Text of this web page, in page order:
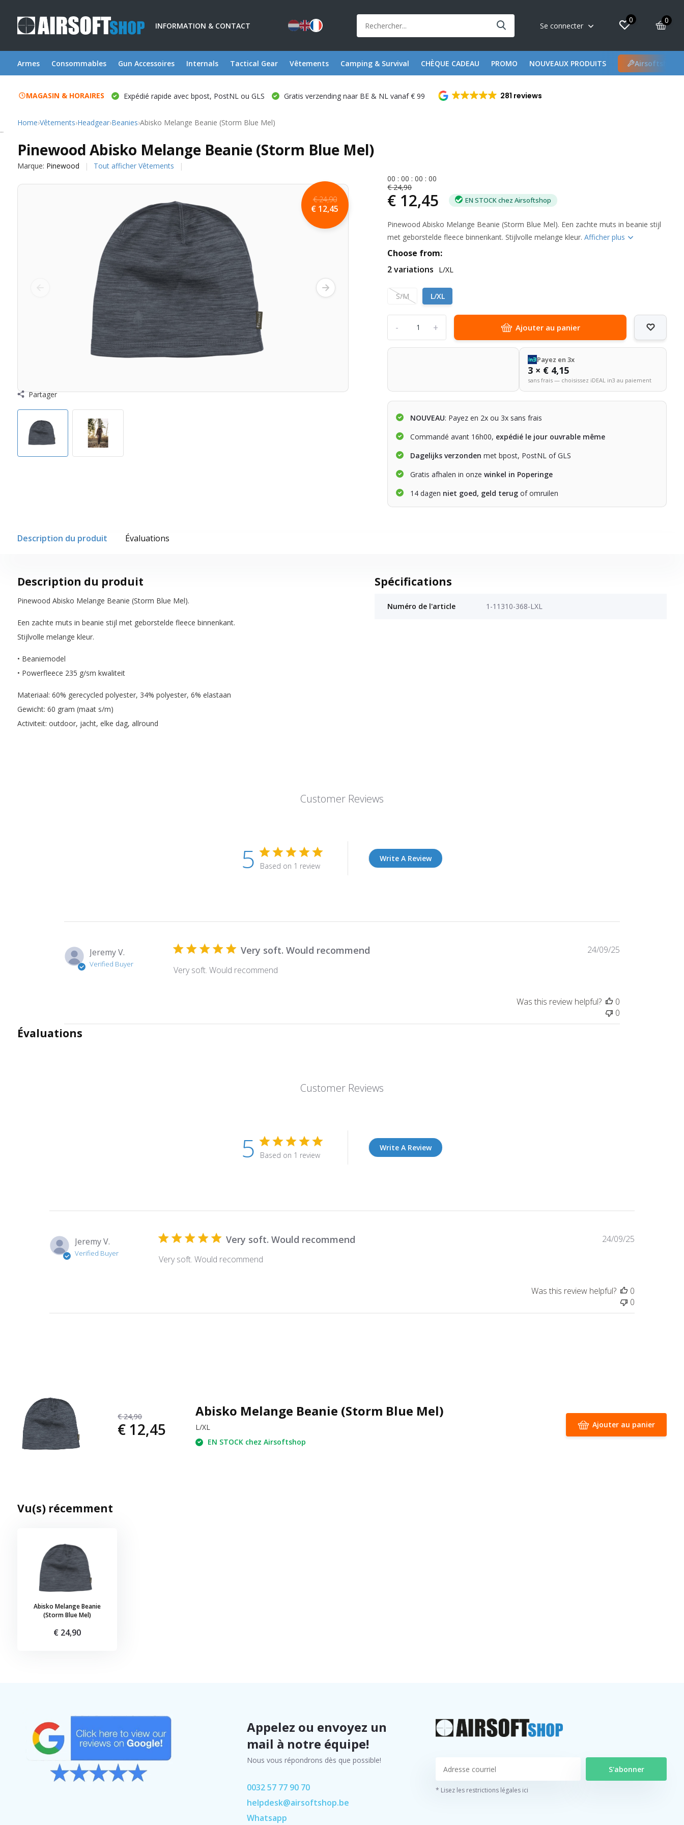
INFORMATION & CONTACT Se connecter
0 0
Armes Consommables Gun Accessoires Internals Tactical Gear Vêtements Camping & Survival CHÈQUE CADEAU PROMO NOUVEAUX PRODUITS Airsoftshop
MAGASIN & HORAIRES Expédié rapide avec bpost, PostNL ou GLS Gratis verzending naar BE & NL vanaf € 99 281 reviews
Home›Vêtements›Headgear›Beanies›Abisko Melange Beanie (Storm Blue Mel)
Pinewood Abisko Melange Beanie (Storm Blue Mel)
Marque: Pinewood Tout afficher Vêtements
€ 24,90
€ 12,45
Partager
00 :00 :00 :00
€ 24,90
€ 12,45 EN STOCK chez Airsoftshop
Pinewood Abisko Melange Beanie (Storm Blue Mel). Een zachte muts in beanie stijl
met geborstelde fleece binnenkant. Stijlvolle melange kleur.Afficher plus
Choose from:
2 variations
L/XL
S/M L/XL
+
- Ajouter au panier
Payez en 3x
3 × € 4,15
sans frais — choisissez iDEAL in3 au paiement
NOUVEAU: Payez en 2x ou 3x sans frais
Commandé avant 16h00, expédié le jour ouvrable même
Dagelijks verzonden met bpost, PostNL of GLS
Gratis afhalen in onzewinkel in Poperinge
14 dagen niet goed, geld terug of omruilen
Description du produit Évaluations
Description du produit
Pinewood Abisko Melange Beanie (Storm Blue Mel).
Een zachte muts in beanie stijl met geborstelde fleece binnenkant.
Stijlvolle melange kleur.
• Beaniemodel
• Powerfleece 235 g/sm kwaliteit
Materiaal: 60% gerecycled polyester, 34% polyester, 6% elastaan
Gewicht: 60 gram (maat s/m)
Activiteit: outdoor, jacht, elke dag, allround
Spécifications
Numéro de l'article 1-11310-368-LXL
Customer Reviews
5 Based on 1 review
Write A Review
Jeremy V.
Verified Buyer
Very soft. Would recommend
Very soft. Would recommend
Published
24/09/25
Was this review helpful?
0
0
Évaluations
Customer Reviews
5 Based on 1 review
Write A Review
Jeremy V.
Verified Buyer
Very soft. Would recommend
Very soft. Would recommend
Published
24/09/25
Was this review helpful?
0
0
€ 24,90
€ 12,45
Abisko Melange Beanie (Storm Blue Mel)
L/XL
EN STOCK chez Airsoftshop
Ajouter au panier
Vu(s) récemment
Abisko Melange Beanie
(Storm Blue Mel)
€ 24,90
Appelez ou envoyez un
mail à notre équipe!
Nous vous répondrons dès que possible!
0032 57 77 90 70
helpdesk@airsoftshop.be
Whatsapp
S'abonner
* Lisez les restrictions légales ici